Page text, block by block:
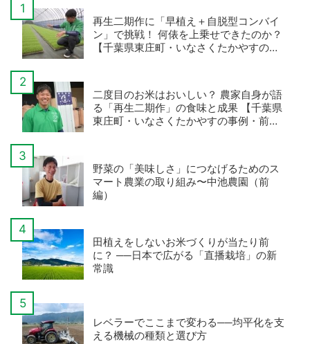
再生二期作に「早植え＋自脱型コンバイ
ン」で挑戦！ 何俵を上乗せできたのか？
【千葉県東庄町・いなさくたかやすの事
二度目のお米はおいしい？ 農家自身が語
る「再生二期作」の食味と成果 【千葉県
東庄町・いなさくたかやすの事例・前
野菜の「美味しさ」につなげるためのス
マート農業の取り組み〜中池農園（前
編）
田植えをしないお米づくりが当たり前
に？ ──日本で広がる「直播栽培」の新
常識
レベラーでここまで変わる──均平化を支
える機械の種類と選び方